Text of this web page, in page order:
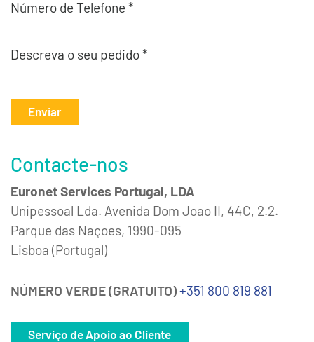
Número de Telefone *
Descreva o seu pedido *
Enviar
Contacte-nos
Euronet Services Portugal, LDA
Unipessoal Lda. Avenida Dom Joao II, 44C, 2.2.
Parque das Naçoes, 1990-095
Lisboa (Portugal)
NÚMERO VERDE (GRATUITO)+351 800 819 881
Serviço de Apoio ao Cliente